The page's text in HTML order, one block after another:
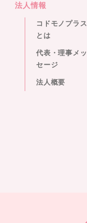
法人情報
コドモノプラス
とは
代表・理事メッ
セージ
法人概要